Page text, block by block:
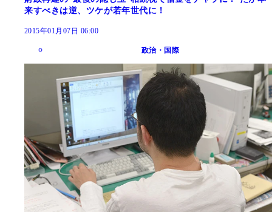
来すべきは逆、ツケが若年世代に！
2015年01月07日 06:00
政治・国際